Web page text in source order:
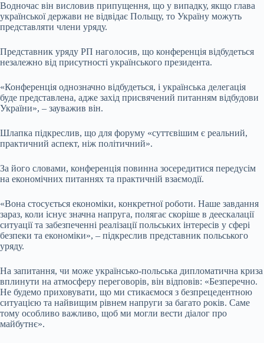
Водночас він висловив припущення, що у випадку, якщо глава
української держави не відвідає Польщу, то Україну можуть
представляти члени уряду.
Представник уряду РП наголосив, що конференція відбудеться
незалежно від присутності українського президента.
«Конференція однозначно відбудеться, і українська делегація
буде представлена, адже захід присвячений питанням відбудови
України», – зауважив він.
Шлапка підкреслив, що для форуму «суттєвішим є реальний,
практичний аспект, ніж політичний».
За його словами, конференція повинна зосередитися передусім
на економічних питаннях та практичній взаємодії.
«Вона стосується економіки, конкретної роботи. Наше завдання
зараз, коли існує значна напруга, полягає скоріше в деескалації
ситуації та забезпеченні реалізації польських інтересів у сфері
безпеки та економіки», – підкреслив представник польського
уряду.
На запитання, чи може українсько-польська дипломатична криза
вплинути на атмосферу переговорів, він відповів: «Безперечно.
Не будемо приховувати, що ми стикаємося з безпрецедентною
ситуацією та найвищим рівнем напруги за багато років. Саме
тому особливо важливо, щоб ми могли вести діалог про
майбутнє».